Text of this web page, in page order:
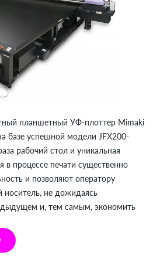
планшетный УФ-плоттер Mimaki
базе успешной модели JFX200-
рабочий стол и уникальная
в процессе печати существенно
и позволяют оператору
носитель, не дожидаясь
и, тем самым, экономить